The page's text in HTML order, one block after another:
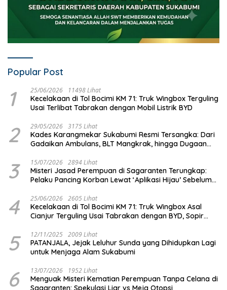
Popular Post
1 25/06/2026 11498 Lihat
Kecelakaan di Tol Bocimi KM 71: Truk Wingbox Terguling
Usai Terlibat Tabrakan dengan Mobil Listrik BYD
2 29/05/2026 3175 Lihat
Kades Karangmekar Sukabumi Resmi Tersangka: Dari
Gadaikan Ambulans, BLT Mangkrak, hingga Dugaan
3 15/07/2026 2894 Lihat
Misteri Jasad Perempuan di Sagaranten Terungkap:
Pelaku Pancing Korban Lewat ‘Aplikasi Hijau’ Sebelum
4 25/06/2026 2605 Lihat
Kecelakaan di Tol Bocimi KM 71: Truk Wingbox Asal
Cianjur Terguling Usai Tabrakan dengan BYD, Sopir
5 12/11/2025 2009 Lihat
PATANJALA, Jejak Leluhur Sunda yang Dihidupkan Lagi
untuk Menjaga Alam Sukabumi
6 13/07/2026 1952 Lihat
Menguak Misteri Kematian Perempuan Tanpa Celana di
Sagaranten: Spekulasi Liar vs Meja Otopsi